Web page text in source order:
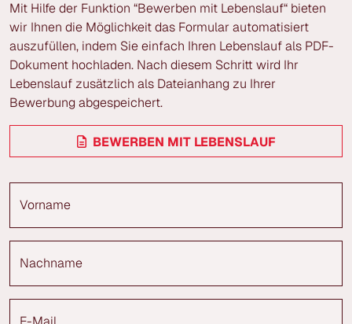
Mit Hilfe der Funktion “Bewerben mit Lebenslauf“ bieten
wir Ihnen die Möglichkeit das Formular automatisiert
auszufüllen, indem Sie einfach Ihren Lebenslauf als PDF-
Dokument hochladen. Nach diesem Schritt wird Ihr
Lebenslauf zusätzlich als Dateianhang zu Ihrer
Bewerbung abgespeichert.
BEWERBEN MIT LEBENSLAUF
Vorname
Nachname